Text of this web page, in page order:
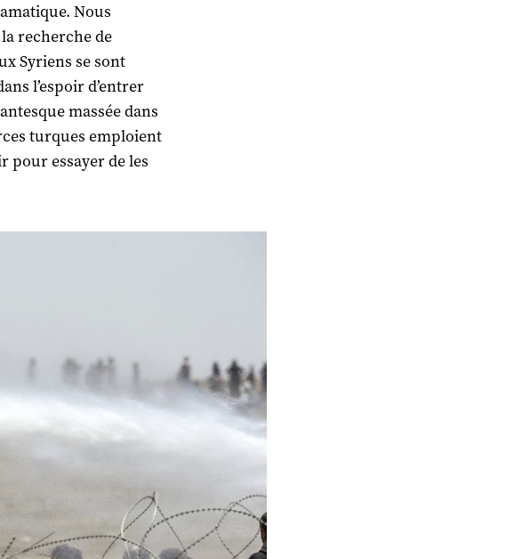
Nous
recherche de
Syriens se sont
l’espoir d’entrer
massée dans
turques emploient
pour essayer de les